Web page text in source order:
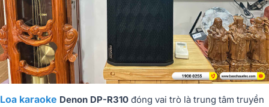
Loa karaoke Denon DP-R310 đóng vai trò là trung tâm truyền